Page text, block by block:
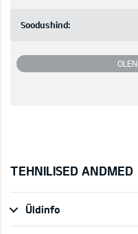
Soodushind:
TEHNILISED ANDMED
Üldinfo